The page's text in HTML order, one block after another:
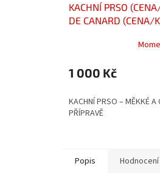
KACHNÍ PRSO
DE CANARD (CENA/
1 000 Kč
KACHNÍ PRSO – MĚKKÉ A
PŘÍPRAVĚ
Popis Hodnocení